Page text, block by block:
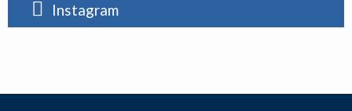
Instagram